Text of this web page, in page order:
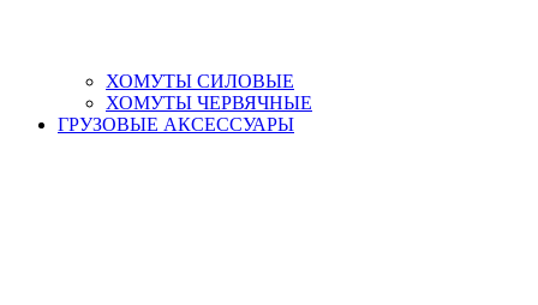
ХОМУТЫ СИЛОВЫЕ
ХОМУТЫ ЧЕРВЯЧНЫЕ
ГРУЗОВЫЕ АКСЕССУАРЫ